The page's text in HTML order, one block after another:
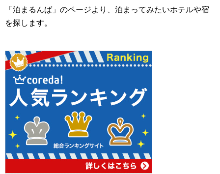
「泊まるんば」のページより、泊まってみたいホテルや宿
を探します。